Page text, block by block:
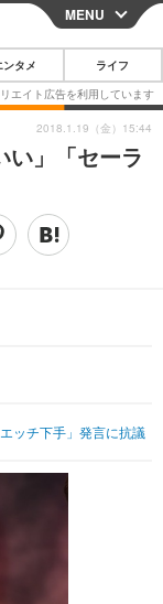
CLOSE
マートフォン
その他
画・ドラマ
その他
MENU
ンタメ ライフ
い」「セーラ
ッチ下手」発言に抗議
2018.1.19（金）15:44